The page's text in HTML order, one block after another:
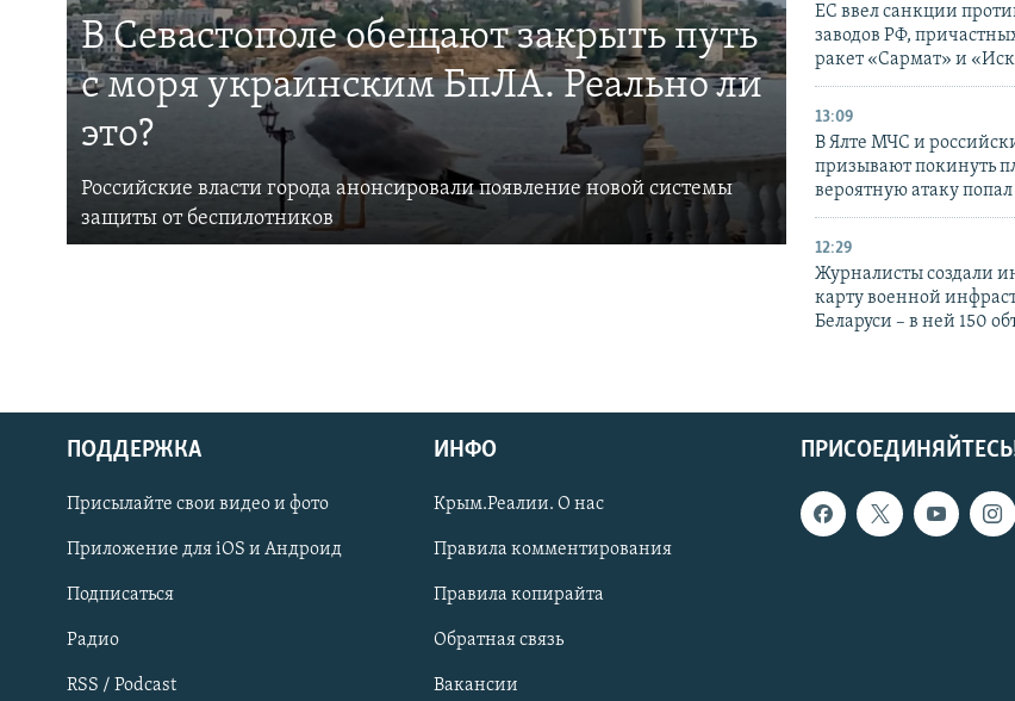
Українською
Qırımtatar
ПРИСОЕДИНЯЙТЕСЬ!
В Севастополе обещают закрыть путь
с моря украинским БпЛА. Реально ли
это?
Российские власти города анонсировали появление новой системы
защиты от беспилотников
ЕС ввел санкции
заводов РФ,
ракет «Сармат» и
13:09
В Ялте МЧС и
призывают покинуть
вероятную атаку
12:29
Журналисты создали
карту военной
Беларуси – в ней 150
ПОДДЕРЖКА
Присылайте свои видео и фото
Приложение для iOS и Андроид
Подписаться
Радио
RSS / Podcast
ИНФО
Крым.Реалии. О нас
Правила комментирования
Правила копирайта
Обратная связь
Вакансии